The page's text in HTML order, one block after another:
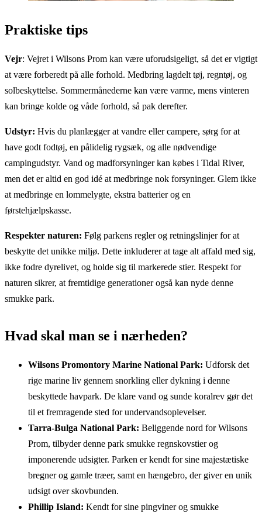
Praktiske tips
Vejr: Vejret i Wilsons Prom kan være uforudsigeligt, så det er vigtigt
at være forberedt på alle forhold. Medbring lagdelt tøj, regntøj, og
solbeskyttelse. Sommermånederne kan være varme, mens vinteren
kan bringe kolde og våde forhold, så pak derefter.
Udstyr: Hvis du planlægger at vandre eller campere, sørg for at
have godt fodtøj, en pålidelig rygsæk, og alle nødvendige
campingudstyr. Vand og madforsyninger kan købes i Tidal River,
men det er altid en god idé at medbringe nok forsyninger. Glem ikke
at medbringe en lommelygte, ekstra batterier og en
førstehjælpskasse.
Respekter naturen: Følg parkens regler og retningslinjer for at
beskytte det unikke miljø. Dette inkluderer at tage alt affald med sig,
ikke fodre dyrelivet, og holde sig til markerede stier. Respekt for
naturen sikrer, at fremtidige generationer også kan nyde denne
smukke park.
Hvad skal man se i nærheden?
Wilsons Promontory Marine National Park: Udforsk det
rige marine liv gennem snorkling eller dykning i denne
beskyttede havpark. De klare vand og sunde koralrev gør det
til et fremragende sted for undervandsoplevelser.
Tarra-Bulga National Park: Beliggende nord for Wilsons
Prom, tilbyder denne park smukke regnskovstier og
imponerende udsigter. Parken er kendt for sine majestætiske
bregner og gamle træer, samt en hængebro, der giver en unik
udsigt over skovbunden.
Phillip Island: Kendt for sine pingviner og smukke